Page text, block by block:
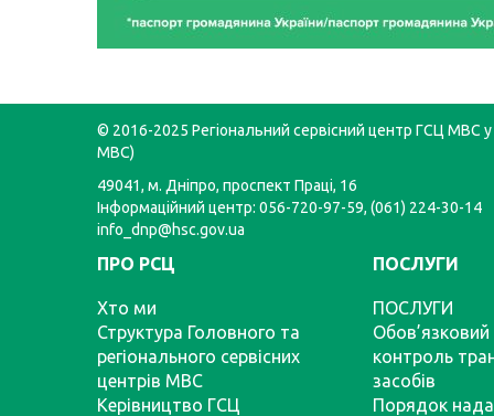
© 2016-2025 Регіональний сервісний центр ГСЦ МВС у
МВС)
49041, м. Дніпро, проспект Праці, 16
Інформаційний центр: 056-720-97-59, (061) 224-30-14
info_dnp@hsc.gov.ua
ПРО РСЦ
Хто ми
Структура Головного та
регіонального сервісних
центрів МВС
Керівництво ГСЦ
ПОСЛУГИ
ПОСЛУГИ
Обов’язковий
контроль
засобів
Порядок